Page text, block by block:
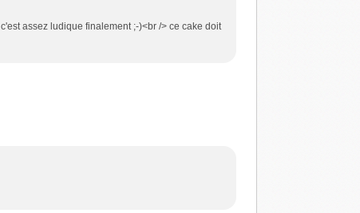
assez ludique finalement ;-)<br /> ce cake doit